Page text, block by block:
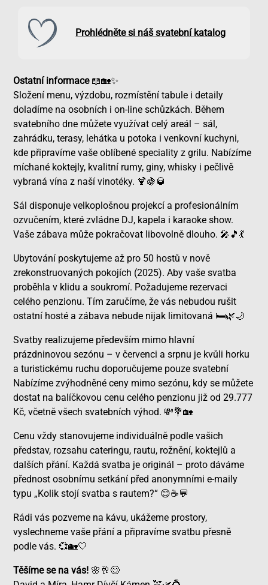
Prohlédněte si náš svatební katalog
Ostatní informace 📖🏡✨
Složení menu, výzdobu, rozmístění tabule i detaily
doladíme na osobních i on-line schůzkách. Během
svatebního dne můžete využívat celý areál – sál,
zahrádku, terasy, lehátka u potoka i venkovní kuchyni,
kde připravíme vaše oblíbené speciality z grilu. Nabízíme
míchané koktejly, kvalitní rumy, giny, whisky i pečlivě
vybraná vína z naší vinotéky. 🍹🍇🥃
Sál disponuje velkoplošnou projekcí a profesionálním
ozvučením, které zvládne DJ, kapela i karaoke show.
Vaše zábava může pokračovat libovolně dlouho. 🎤🎵💃
Ubytování poskytujeme až pro 50 hostů v nově
zrekonstruovaných pokojích (2025). Aby vaše svatba
proběhla v klidu a soukromí. Požadujeme rezervaci
celého penzionu. Tím zaručíme, že vás nebudou rušit
ostatní hosté a zábava nebude nijak limitovaná 🛏️🌿🌙
Svatby realizujeme především mimo hlavní
prázdninovou sezónu – v červenci a srpnu je kvůli horku
a turistickému ruchu doporučujeme pouze svatební
Nabízíme zvýhodněné ceny mimo sezónu, kdy se můžete
dostat na balíčkovou cenu celého penzionu již od 29.777
Kč, včetně všech svatebních výhod. 💸💐🏡
Cenu vždy stanovujeme individuálně podle vašich
představ, rozsahu cateringu, rautu, rožnění, koktejlů a
dalších přání. Každá svatba je originál – proto dáváme
přednost osobnímu setkání před anonymními e-maily
typu „Kolik stojí svatba s rautem?“ 😊☕💬
Rádi vás pozveme na kávu, ukážeme prostory,
vyslechneme vaše přání a připravíme svatbu přesně
podle vás.💞🏡🤍
Těšíme se na vás! 🌸🥂😊